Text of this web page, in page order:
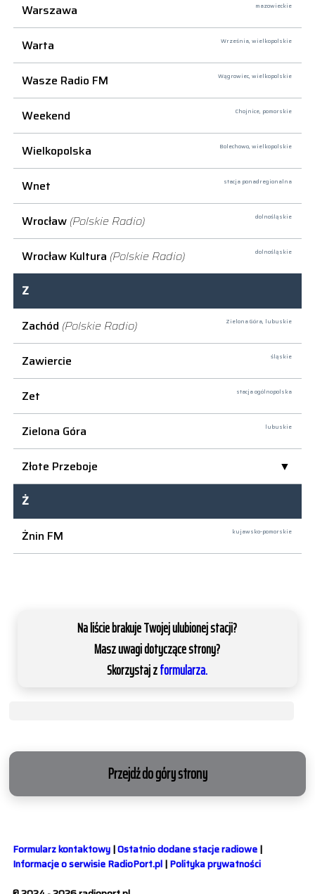
Warszawa mazowieckie
Warta Września, wielkopolskie
Wasze Radio FM Wągrowiec, wielkopolskie
Weekend Chojnice, pomorskie
Wielkopolska Bolechowo, wielkopolskie
Wnet stacja ponadregionalna
Wrocław (Polskie Radio) dolnośląskie
Wrocław Kultura (Polskie Radio) dolnośląskie
Z
Zachód (Polskie Radio) Zielona Góra, lubuskie
Zawiercie śląskie
Zet stacja ogólnopolska
Zielona Góra lubuskie
Złote Przeboje
Ż
Żnin FM
kujawsko-pomorskie
Na liście brakuje Twojej ulubionej stacji?
Masz uwagi dotyczące strony?
Skorzystaj zformularza.
Przejdź do góry strony
Formularz kontaktowy|Ostatnio dodane stacje radiowe|
Informacje o serwisie RadioPort.pl|Polityka prywatności